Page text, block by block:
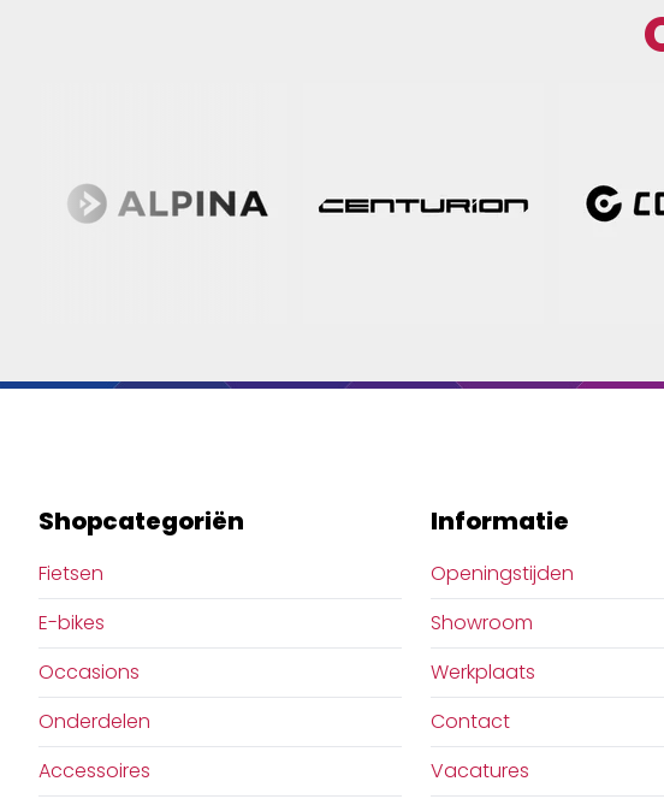
Shopcategoriën
Fietsen
E-bikes
Occasions
Onderdelen
Accessoires
Informatie
Openingstijden
Showroom
Werkplaats
Contact
Vacatures